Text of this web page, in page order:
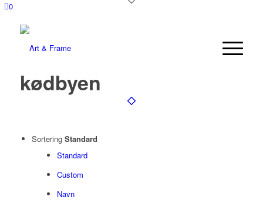
0
kødbyen
Sortering Standard
Standard
Custom
Navn